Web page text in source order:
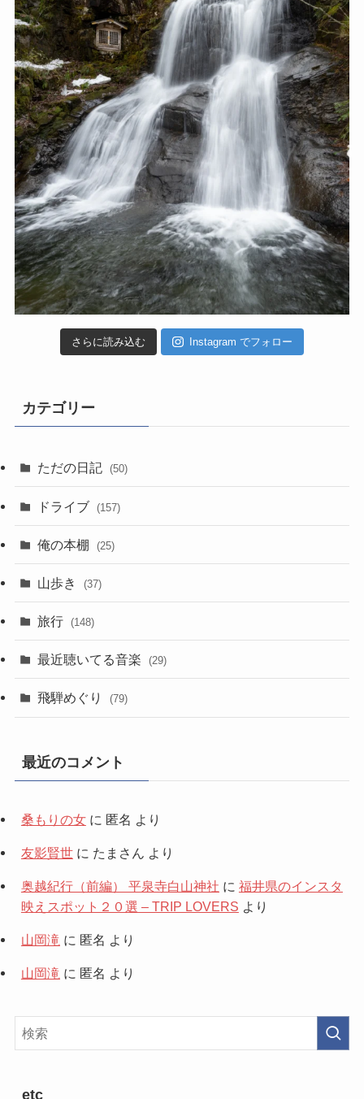
さらに読み込む Instagram でフォロー
カテゴリー
ただの日記 (50)
ドライブ (157)
俺の本棚 (25)
山歩き (37)
旅行 (148)
最近聴いてる音楽 (29)
飛騨めぐり (79)
最近のコメント
桑もりの女に 匿名 より
友影賢世に たまさん より
奥越紀行（前編） 平泉寺白山神社 に 福井県のインスタ
映えスポット２０選 – TRIP LOVERS より
山岡滝 に 匿名 より
山岡滝 に 匿名 より
etc